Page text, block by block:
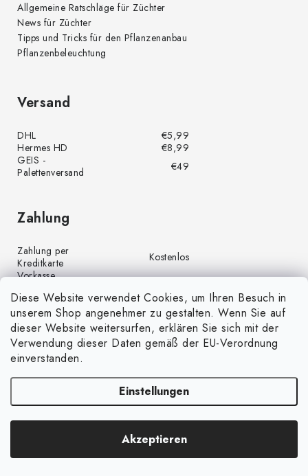
Diese Website verwendet Cookies, um Ihren Besuch in
unserem Shop angenehmer zu gestalten. Wenn Sie auf
dieser Website weitersurfen, erklären Sie sich mit der
Verwendung dieser Daten gemäß der EU-Verordnung
einverstanden.
Einstellungen
Akzeptieren
Allgemeine Ratschläge für Züchter
News für Züchter
Tipps und Tricks für den Pflanzenanbau
Pflanzenbeleuchtung
Versand
DHL
€5,99
Hermes HD
€8,99
GEIS -
Palettenversand
€49
Zahlung
Zahlung per
Kreditkarte
Kostenlos
Vorkasse
Zahlung per PayPal
Kostenlos
Nachnahme
€4,00
Copyright 2026GrünGarten.de. Alle Rechte vorbehalten.Cookie-
Einstellungen ändern